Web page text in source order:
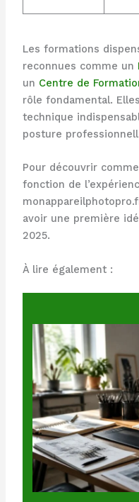
Les formations
reconnues comme un
un Centre de
rôle fondamental.
technique
posture
Pour découvrir
fonction de
avoir une première
2025.
À lire également :